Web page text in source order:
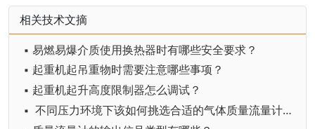
相关技术文摘
▪ 易燃易爆介质使用换热器时有哪些安全要求？
▪ 起重机起吊重物时需要注意哪些事项？
▪ 起重机起升高度限制器怎么调试？
▪ 不同压力环境下该如何挑选合适的气体质量流量计？